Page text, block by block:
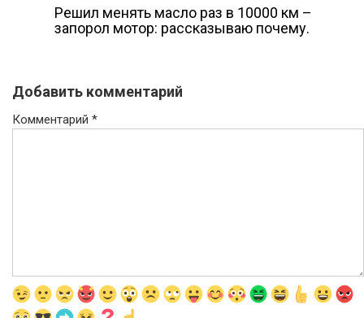
Решил менять масло раз в 10000 км –
запорол мотор: рассказываю почему.
Добавить комментарий
Комментарий *